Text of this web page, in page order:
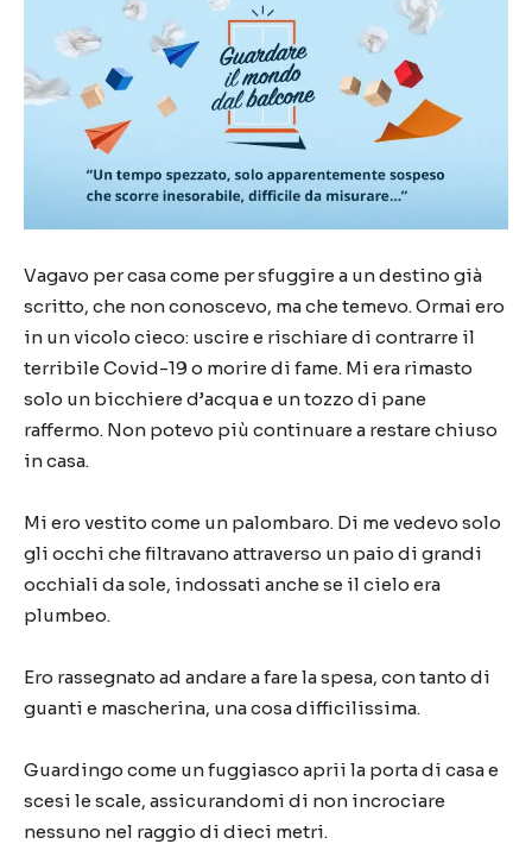
Vagavo per casa come per sfuggire a un destino già
scritto, che non conoscevo, ma che temevo. Ormai ero
in un vicolo cieco: uscire e rischiare di contrarre il
terribile Covid-19 o morire di fame. Mi era rimasto
solo un bicchiere d’acqua e un tozzo di pane
raffermo. Non potevo più continuare a restare chiuso
in casa.
Mi ero vestito come un palombaro. Di me vedevo solo
gli occhi che filtravano attraverso un paio di grandi
occhiali da sole, indossati anche se il cielo era
plumbeo.
Ero rassegnato ad andare a fare la spesa, con tanto di
guanti e mascherina, una cosa difficilissima.
Guardingo come un fuggiasco aprii la porta di casa e
scesi le scale, assicurandomi di non incrociare
nessuno nel raggio di dieci metri.